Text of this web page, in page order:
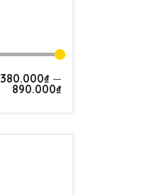
380.000₫—
890.000₫